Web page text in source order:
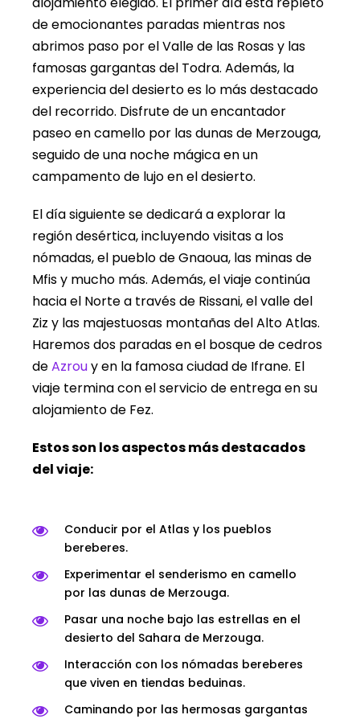
de emocionantes paradas mientras nos
abrimos paso por el Valle de las Rosas y las
famosas gargantas del Todra. Además, la
experiencia del desierto es lo más destacado
del recorrido. Disfrute de un encantador
paseo en camello por las dunas de Merzouga,
seguido de una noche mágica en un
campamento de lujo en el desierto.
El día siguiente se dedicará a explorar la
región desértica, incluyendo visitas a los
nómadas, el pueblo de Gnaoua, las minas de
Mfis y mucho más. Además, el viaje continúa
hacia el Norte a través de Rissani, el valle del
Ziz y las majestuosas montañas del Alto Atlas.
Haremos dos paradas en el bosque de cedros
deAzrouy en la famosa ciudad de Ifrane. El
viaje termina con el servicio de entrega en su
alojamiento de Fez.
Estos son los aspectos más destacados
del viaje:
Conducir por el Atlas y los pueblos
bereberes.
Experimentar el senderismo en camello
por las dunas de Merzouga.
Pasar una noche bajo las estrellas en el
desierto del Sahara de Merzouga.
Interacción con los nómadas bereberes
que viven en tiendas beduinas.
Caminando por las hermosas gargantas